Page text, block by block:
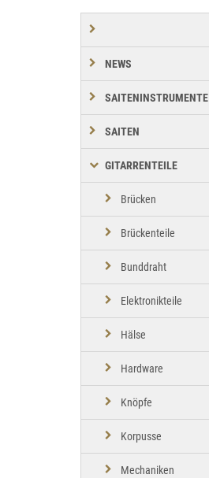
NEWS
SAITENINSTRUMENTE
SAITEN
GITARRENTEILE
Brücken
Brückenteile
Bunddraht
Elektronikteile
Hälse
Hardware
Knöpfe
Korpusse
Mechaniken